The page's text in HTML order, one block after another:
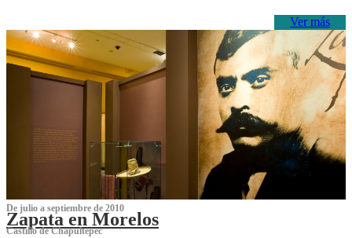
Ver más
De julio a septiembre de 2010
Zapata en Morelos
Castillo de Chapultepec